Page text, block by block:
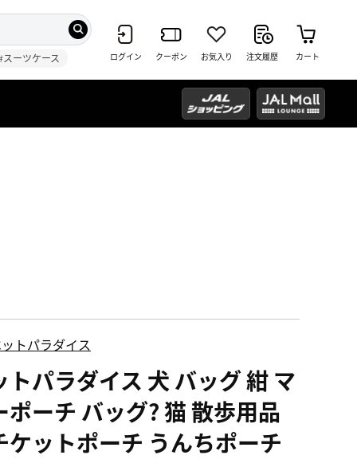
スーツケース ログイン クーポン お気入り 注文履歴 カート
トパラダイス
トパラダイス 犬 バッグ 紺 マ
ポーチ バッグ? 猫 散歩用品
ケットポーチ うんちポーチ